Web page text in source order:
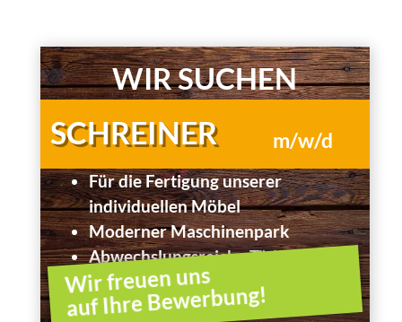
WIR SUCHEN
SCHREINER m/w/d
Für die Fertigung unserer
individuellen Möbel
Moderner Maschinenpark
Abwechslungsreiche Tätigkeit
Wir freuen uns
auf Ihre Bewerbung!